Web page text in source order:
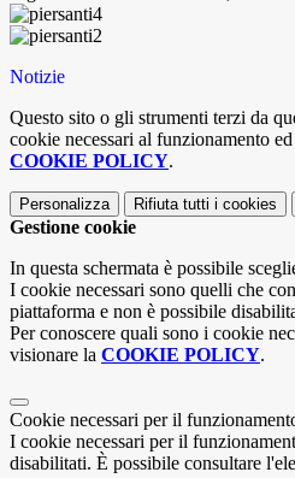
Notizie
Questo sito o gli strumenti terzi da
cookie necessari al funzionamento
COOKIE POLICY.
Personalizza Rifiuta tutti i cookies
Gestione cookie
In questa schermata è possibile
I cookie necessari sono quelli che
piattaforma e non è possibile
Per conoscere quali sono i cookie
visionare la COOKIE POLICY.
Cookie necessari per il
I cookie necessari per il
disabilitati. È possibile consultare